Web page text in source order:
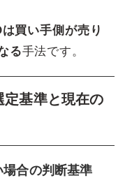
買い手側が売り
る手法です。
定基準と現在の
合の判断基準